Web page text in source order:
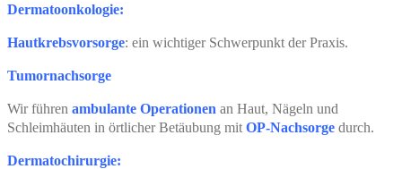
Dermatoonkologie:
Hautkrebsvorsorge: ein wichtiger Schwerpunkt der Praxis.
Tumornachsorge
Wir führen ambulante Operationen an Haut, Nägeln und
Schleimhäuten in örtlicher Betäubung mit OP-Nachsorge durch.
Dermatochirurgie: